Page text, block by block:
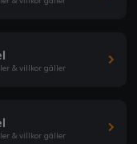
& villkor gäller
& villkor gäller